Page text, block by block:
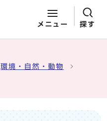
メニュー 探す
環境・自然・動物